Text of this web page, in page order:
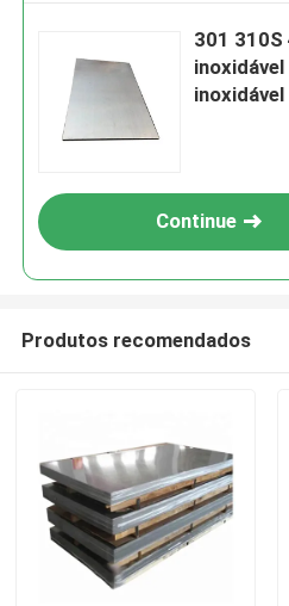
301 310S
Continue
Produtos recomendados